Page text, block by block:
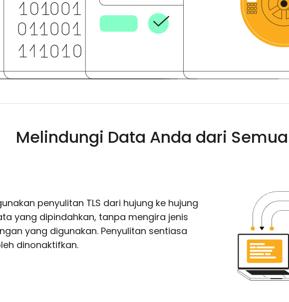
Melindungi Data Anda dari
penyulitan TLS dari hujung ke hujung
yang dipindahkan, tanpa mengira jenis
yang digunakan. Penyulitan sentiasa
dinonaktifkan.